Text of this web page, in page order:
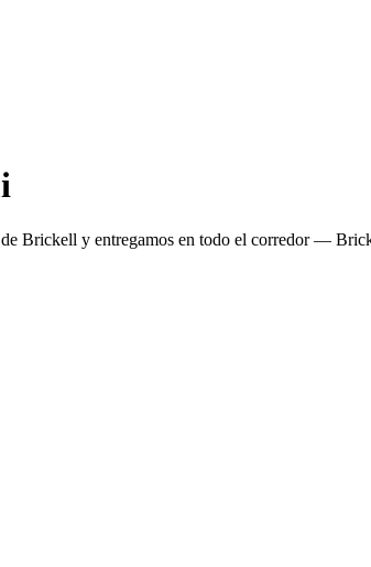
Brickell y entregamos en todo el corredor —